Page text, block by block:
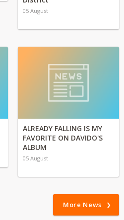
05 August
ALREADY FALLING IS MY
FAVORITE ON DAVIDO'S
ALBUM
05 August
More News